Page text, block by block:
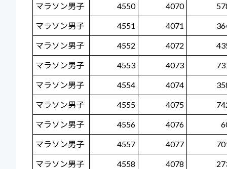
マラソン男子 4550 4070
マラソン男子 4551 4071
マラソン男子 4552 4072
マラソン男子 4553 4073
マラソン男子 4554 4074
マラソン男子 4555 4075
マラソン男子 4556 4076
マラソン男子 4557 4077
マラソン男子 4558 4078